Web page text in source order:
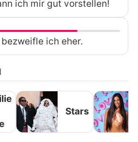
ich mir gut vorstellen!
ich eher.
Stars